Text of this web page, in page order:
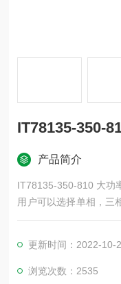
IT78135-350-
产品简介
IT78135-350-810 大功
用户可以选择单相，三
同的测试场景。其*的
广泛应用于新能源、轨
研发、生产、质检阶段。
更新时间：2022-10-
浏览次数：2535